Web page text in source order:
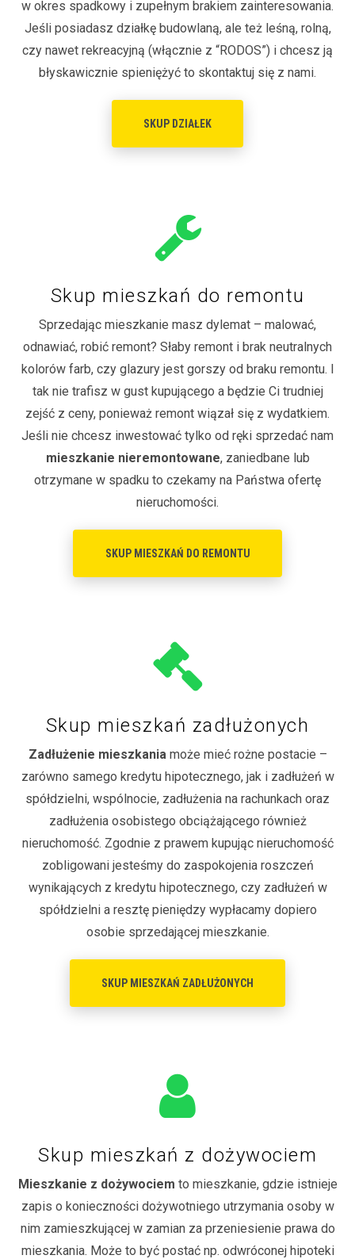
w okres spadkowy i zupełnym brakiem zainteresowania.
Jeśli posiadasz działkę budowlaną, ale też leśną, rolną,
czy nawet rekreacyjną (włącznie z “RODOS”) i chcesz ją
błyskawicznie spieniężyć to skontaktuj się z nami.
SKUP DZIAŁEK
Skup mieszkań do remontu
Sprzedając mieszkanie masz dylemat – malować,
odnawiać, robić remont? Słaby remont i brak neutralnych
kolorów farb, czy glazury jest gorszy od braku remontu. I
tak nie trafisz w gust kupującego a będzie Ci trudniej
zejść z ceny, ponieważ remont wiązał się z wydatkiem.
Jeśli nie chcesz inwestować tylko od ręki sprzedać nam
mieszkanie nieremontowane, zaniedbane lub
otrzymane w spadku to czekamy na Państwa ofertę
nieruchomości.
SKUP MIESZKAŃ DO REMONTU
Skup mieszkań zadłużonych
Zadłużenie mieszkania może mieć rożne postacie –
zarówno samego kredytu hipotecznego, jak i zadłużeń w
spółdzielni, wspólnocie, zadłużenia na rachunkach oraz
zadłużenia osobistego obciążającego również
nieruchomość. Zgodnie z prawem kupując nieruchomość
zobligowani jesteśmy do zaspokojenia roszczeń
wynikających z kredytu hipotecznego, czy zadłużeń w
spółdzielni a resztę pieniędzy wypłacamy dopiero
osobie sprzedającej mieszkanie.
SKUP MIESZKAŃ ZADŁUŻONYCH
Skup mieszkań z dożywociem
Mieszkanie z dożywociem to mieszkanie, gdzie istnieje
zapis o konieczności dożywotniego utrzymania osoby w
nim zamieszkującej w zamian za przeniesienie prawa do
mieszkania. Może to być postać np. odwróconej hipoteki